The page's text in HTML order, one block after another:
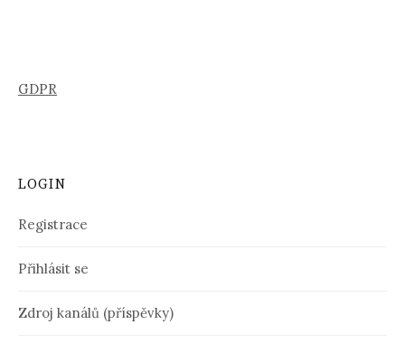
GDPR
LOGIN
Registrace
Přihlásit se
Zdroj kanálů (příspěvky)